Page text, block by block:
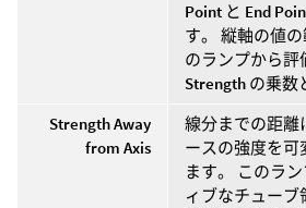
Point と End
す。 縦軸の値
のランプから評
Strength の乗数
Strength Away
from Axis
線分までの距離
ースの強度を可
ます。 このラ
ィブなチュー